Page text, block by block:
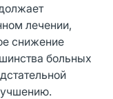
лечении,
снижение
больных